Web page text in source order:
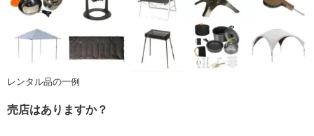
レンタル品の一例
売店はありますか？